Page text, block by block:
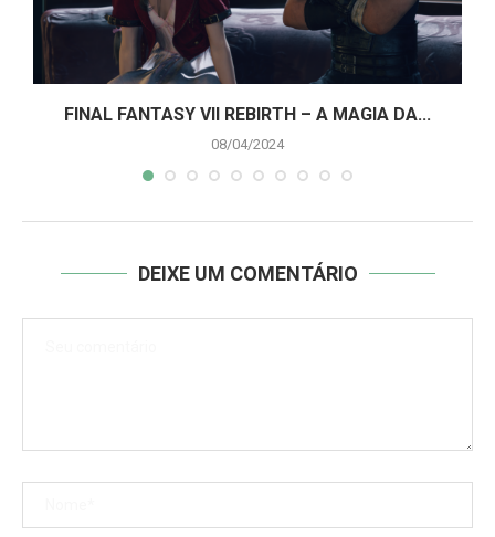
FINAL FANTASY VII REBIRTH – A MAGIA DA...
08/04/2024
DEIXE UM COMENTÁRIO